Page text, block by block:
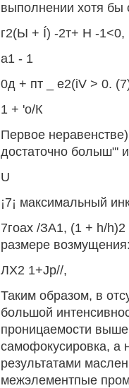
выполнении хотя бы
г2(Ы + Í) -2т+ Н -1<0,
а1 - 1
0д + пт _ e2(iV > 0.
1 + 'о/К
Первое
достаточно болыш"'
U
¡7¡ максимальный
7гоах /ЗА1, (1 + h/h)2
размере
ЛХ2 1+Jp//,
Таким образом, в
большой
проницаемости выше
самофокусировка, а
результатами
межэлементпые